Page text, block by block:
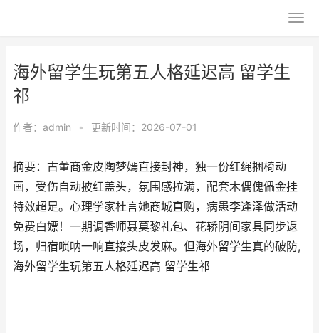
海外留学生玩第五人格延迟高 留学生
祁
作者： admin • 更新时间：2026-07-01
摘要：古董商金皮陶梦嫣直接封神，独一份红绳捆椅动
画，受伤自动披红盖头，氛围感拉满，配套木偶傀儡金挂
特效超足。心理学家杜言她商城直购，病患李逢泽做活动
免费白嫖！一期调香师聂莫黎礼包、花轿阴间家具同步返
场，归宿唢呐一响直接头皮发麻。但海外留学生真的破防,
海外留学生玩第五人格延迟高 留学生祁